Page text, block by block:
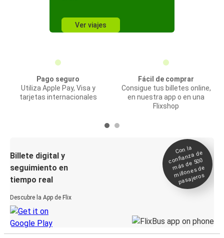
Ver viajes
Pago seguro
Utiliza Apple Pay, Visa y
tarjetas internacionales
Fácil de comprar
Consigue tus billetes online,
en nuestra app o en una
Flixshop
Billete digital y
seguimiento en
tiempo real
Descubre la App de Flix
Con la
confianza de
más de 500
millones de
pasajeros